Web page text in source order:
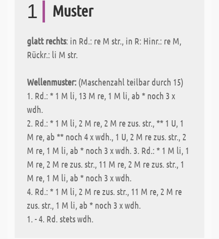
1 Muster
glatt rechts: in Rd.: re M str., in R: Hinr.: re M,
Rückr.: li M str.
Wellenmuster: (Maschenzahl teilbar durch 15)
1. Rd.: * 1 M li, 13 M re, 1 M li, ab * noch 3 x
wdh.
2. Rd.: * 1 M li, 2 M re, 2 M re zus. str., ** 1 U, 1
M re, ab ** noch 4 x wdh., 1 U, 2 M re zus. str., 2
M re, 1 M li, ab * noch 3 x wdh. 3. Rd.: * 1 M li, 1
M re, 2 M re zus. str., 11 M re, 2 M re zus. str., 1
M re, 1 M li, ab * noch 3 x wdh.
4. Rd.: * 1 M li, 2 M re zus. str., 11 M re, 2 M re
zus. str., 1 M li, ab * noch 3 x wdh.
1. - 4. Rd. stets wdh.